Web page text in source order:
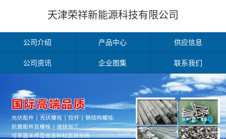
天津荣祥新能源科技有限公司
公司介绍 产品中心 供应信息
公司资讯 企业图集 联系我们